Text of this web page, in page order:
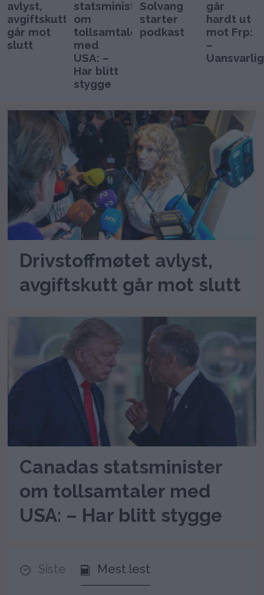
avlyst,
avgiftskutt
går mot
slutt
statsminister
om
tollsamtaler
med
USA: –
Har blitt
stygge
Solvang
starter
podkast
går
hardt ut
mot Frp:
–
Uansvarlig
Drivstoffmøtet avlyst,
avgiftskutt går mot slutt
Canadas statsminister
om tollsamtaler med
USA: – Har blitt stygge
Siste Mest lest